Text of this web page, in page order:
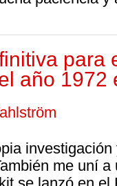
para
año 1972
me uní